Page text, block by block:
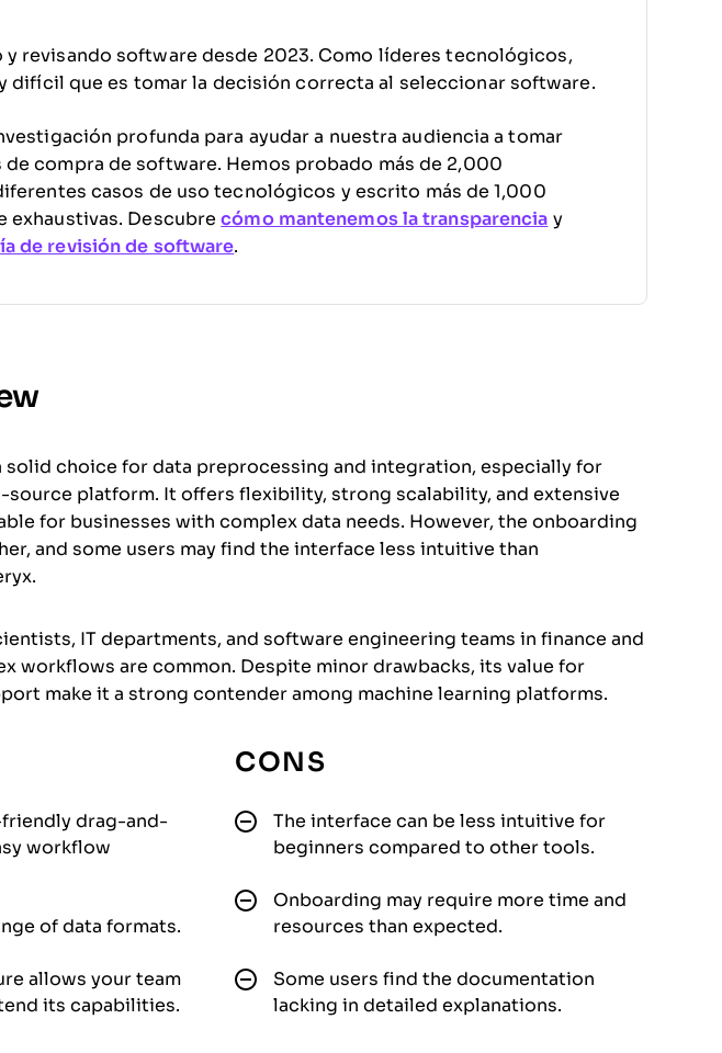
y revisando software desde 2023. Como líderes tecnológicos,
difícil que es tomar la decisión correcta al seleccionar software.
profunda para ayudar a nuestra audiencia a tomar
compra de software. Hemos probado más de 2,000
casos de uso tecnológicos y escrito más de 1,000
exhaustivas. Descubrecómo mantenemos la transparencia y
de revisión de software.
solid choice for data preprocessing and integration, especially for
source platform. It offers flexibility, strong scalability, and extensive
for businesses with complex data needs. However, the onboarding
and some users may find the interface less intuitive than
IT departments, and software engineering teams in finance and
workflows are common. Despite minor drawbacks, its value for
make it a strong contender among machine learning platforms.
friendly drag-and-
workflow
of data formats.
allows your team
its capabilities.
CONS
The interface can be less intuitive for
beginners compared to other tools.
Onboarding may require more time and
resources than expected.
Some users find the documentation
lacking in detailed explanations.